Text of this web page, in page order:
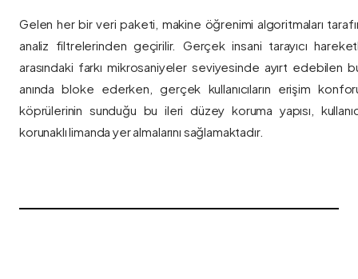
Gelen her bir veri paketi, makine öğrenimi algoritmaları
analiz filtrelerinden geçirilir. Gerçek insani tarayıcı
arasındaki farkı mikrosaniyeler seviyesinde ayırt edebilen
anında bloke ederken, gerçek kullanıcıların erişim
köprülerinin sunduğu bu ileri düzey koruma yapısı,
korunaklı limanda yer almalarını sağlamaktadır.